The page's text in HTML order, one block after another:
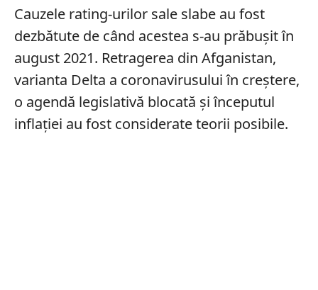
Cauzele rating-urilor sale slabe au fost
dezbătute de când acestea s-au prăbușit în
august 2021. Retragerea din Afganistan,
varianta Delta a coronavirusului în creștere,
o agendă legislativă blocată și începutul
inflației au fost considerate teorii posibile.